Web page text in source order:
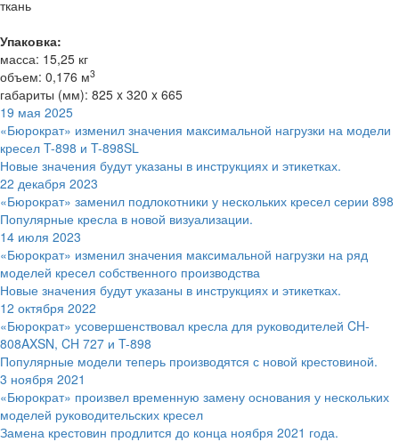
ткань
Упаковка:
масса: 15,25 кг
объем: 0,176 м3
габариты (мм): 825 x 320 x 665
19 мая 2025
«Бюрократ» изменил значения максимальной нагрузки на модели
кресел T-898 и T-898SL
Новые значения будут указаны в инструкциях и этикетках.
22 декабря 2023
«Бюрократ» заменил подлокотники у нескольких кресел серии 898
Популярные кресла в новой визуализации.
14 июля 2023
«Бюрократ» изменил значения максимальной нагрузки на ряд
моделей кресел собственного производства
Новые значения будут указаны в инструкциях и этикетках.
12 октября 2022
«Бюрократ» усовершенствовал кресла для руководителей CH-
808AXSN, CH 727 и T-898
Популярные модели теперь производятся с новой крестовиной.
3 ноября 2021
«Бюрократ» произвел временную замену основания у нескольких
моделей руководительских кресел
Замена крестовин продлится до конца ноября 2021 года.